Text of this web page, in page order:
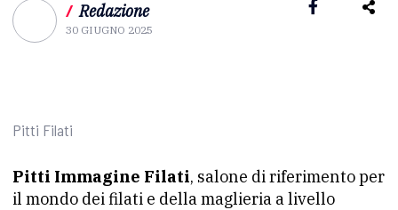
/ Redazione
30 GIUGNO 2025
Pitti Filati
Pitti Immagine Filati, salone di riferimento per
il mondo dei filati e della maglieria a livello